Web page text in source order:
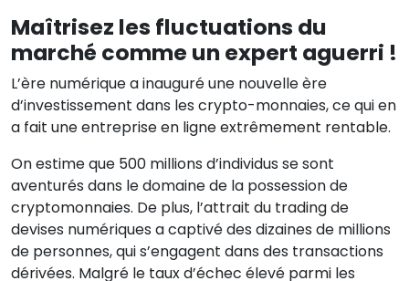
Maîtrisez les fluctuations du
marché comme un expert aguerri !
L’ère numérique a inauguré une nouvelle ère
d’investissement dans les crypto-monnaies, ce qui en
a fait une entreprise en ligne extrêmement rentable.
On estime que 500 millions d’individus se sont
aventurés dans le domaine de la possession de
cryptomonnaies. De plus, l’attrait du trading de
devises numériques a captivé des dizaines de millions
de personnes, qui s’engagent dans des transactions
dérivées. Malgré le taux d’échec élevé parmi les